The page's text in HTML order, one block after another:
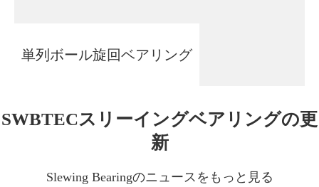
単列ボール旋回ベアリング
SWBTECスリーイングベアリングの更
新
Slewing Bearingのニュースをもっと見る